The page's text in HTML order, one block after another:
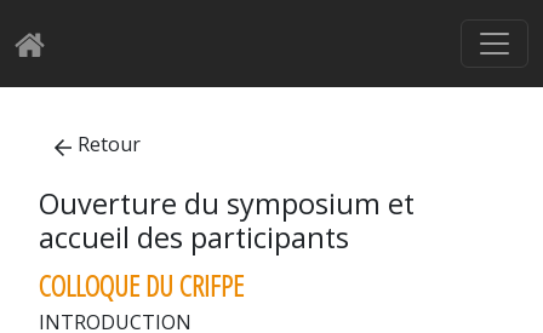
Retour
Ouverture du symposium et
accueil des participants
COLLOQUE DU CRIFPE
INTRODUCTION